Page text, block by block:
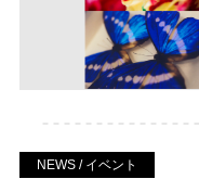
NEWS / イベント